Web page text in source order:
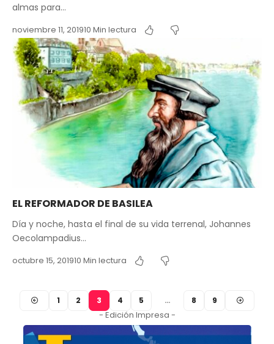
almas para…
noviembre 11, 201910 Min lectura
EL REFORMADOR DE BASILEA
Día y noche, hasta el final de su vida terrenal, Johannes
Oecolampadius…
octubre 15, 201910 Min lectura
1 2 3 4 5 … 8 9
- Edición Impresa -